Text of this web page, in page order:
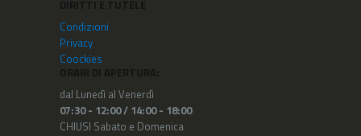
Condizioni
Privacy
Coockies
dal Lunedì al Venerdì
07:30 - 12:00 / 14:00 - 18:00
CHIUSI Sabato e Domenica